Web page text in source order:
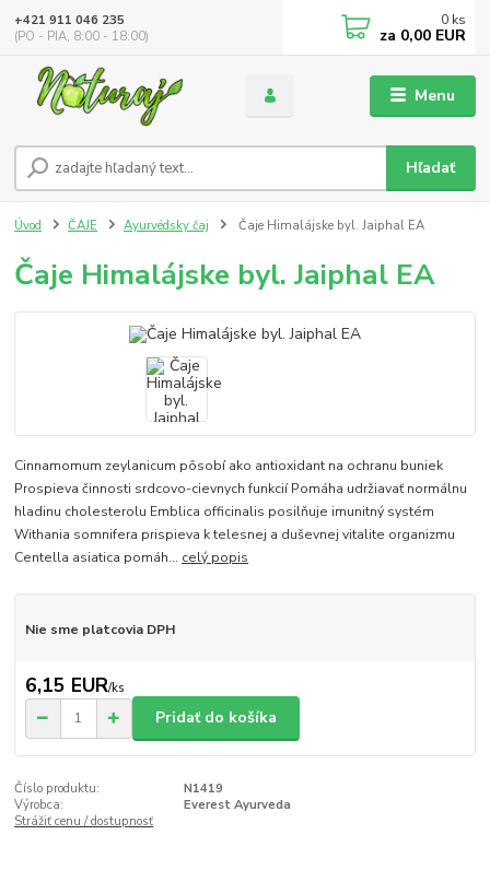
Menu
Hľadať
+421 911 046 235
(PO - PIA, 8:00 - 18:00)
0 ks
za 0,00 EUR
Úvod ČAJE Ayurvédsky čaj Čaje Himalájske byl. Jaiphal EA
Čaje Himalájske byl. Jaiphal EA
Cinnamomum zeylanicum pôsobí ako antioxidant na ochranu buniek
Prospieva činnosti srdcovo-cievnych funkcií Pomáha udržiavať normálnu
hladinu cholesterolu Emblica officinalis posilňuje imunitný systém
Withania somnifera prispieva k telesnej a duševnej vitalite organizmu
Centella asiatica pomáh... celý popis
Nie sme platcovia DPH
6,15 EUR/ks
Pridať do košíka
Číslo produktu:
N1419
Výrobca:
Everest Ayurveda
Strážiť cenu / dostupnosť